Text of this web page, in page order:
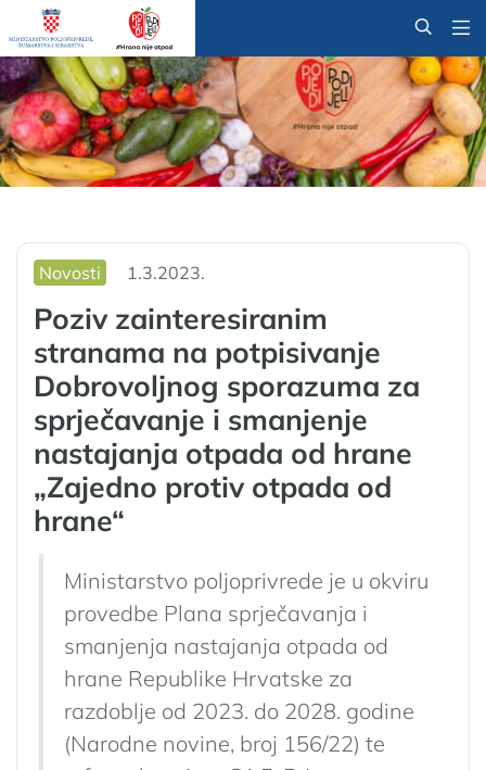
@
Novosti 1.3.2023.
Poziv zainteresiranim
stranama na potpisivanje
Dobrovoljnog sporazuma za
sprječavanje i smanjenje
nastajanja otpada od hrane
„Zajedno protiv otpada od
hrane“
Ministarstvo poljoprivrede je u okviru
provedbe Plana sprječavanja i
smanjenja nastajanja otpada od
hrane Republike Hrvatske za
razdoblje od 2023. do 2028. godine
(Narodne novine, broj 156/22) te